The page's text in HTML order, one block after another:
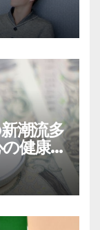
潮流多
健康